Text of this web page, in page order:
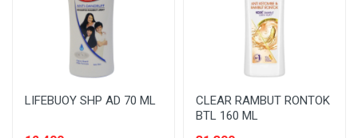
LIFEBUOY SHP AD 70 ML
CLEAR RAMBUT RONTOK
BTL 160 ML